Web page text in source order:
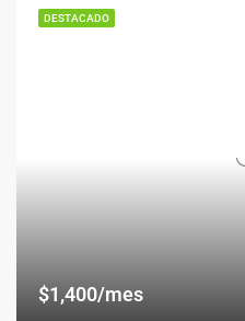
DESTACADO
$1,400/mes